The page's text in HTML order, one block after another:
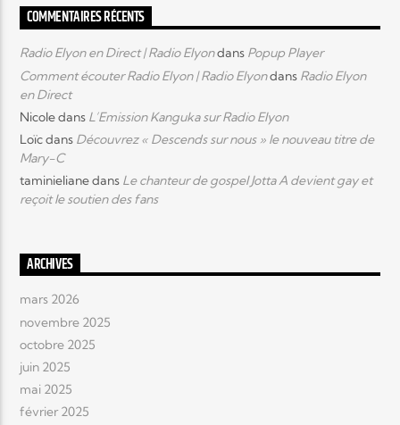
COMMENTAIRES RÉCENTS
Radio Elyon en Direct | Radio Elyondans Popup Player
Comment écouter Radio Elyon | Radio Elyondans Radio Elyon
en Direct
Nicoledans L’Emission Kanguka sur Radio Elyon
Loïcdans Découvrez « Descends sur nous » le nouveau titre de
Mary-C
taminielianedans Le chanteur de gospel Jotta A devient gay et
reçoit le soutien des fans
ARCHIVES
mars 2026
novembre 2025
octobre 2025
juin 2025
mai 2025
février 2025